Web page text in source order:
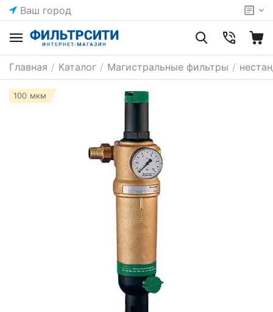
Ваш город
Главная / Каталог / Магистральные фильтры /
100 мкм